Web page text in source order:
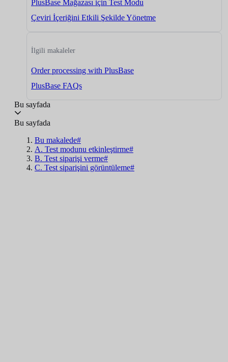
PlusBase Mağazası için Test Modu
Çeviri İçeriğini Etkili Şekilde Yönetme
İlgili makaleler
Order processing with PlusBase
PlusBase FAQs
Bu sayfada
Bu sayfada
Bu makalede#
A. Test modunu etkinleştirme#
B. Test siparişi verme#
C. Test siparişini görüntüleme#